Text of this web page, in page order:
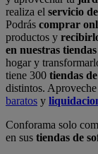
realiza el servicio
Podrás comprar
productos y
en nuestras
hogar y
tiene 300 tiendas
distintos.
baratos y
Conforama solo
en sus tiendas de